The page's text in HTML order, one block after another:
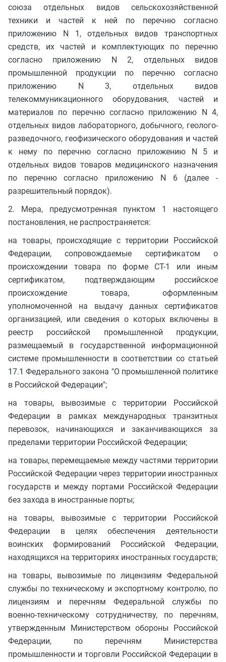
союза отдельных видов сельскохозяйственной
техники и частей к ней по перечню согласно
приложению N 1, отдельных видов транспортных
средств, их частей и комплектующих по перечню
согласно приложению N 2, отдельных видов
промышленной продукции по перечню согласно
приложению N 3, отдельных видов
телекоммуникационного оборудования, частей и
материалов по перечню согласно приложению N 4,
отдельных видов лабораторного, добычного, геолого-
разведочного, геофизического оборудования и частей
к нему по перечню согласно приложению N 5 и
отдельных видов товаров медицинского назначения
по перечню согласно приложению N 6 (далее -
разрешительный порядок).
2. Мера, предусмотренная пунктом 1 настоящего
постановления, не распространяется:
на товары, происходящие с территории Российской
Федерации, сопровождаемые сертификатом о
происхождении товара по форме СТ-1 или иным
сертификатом, подтверждающим российское
происхождение товара, оформленным
уполномоченной на выдачу данных сертификатов
организацией, или сведения о которых включены в
реестр российской промышленной продукции,
размещаемый в государственной информационной
системе промышленности в соответствии со статьей
17.1 Федерального закона "О промышленной политике
в Российской Федерации";
на товары, вывозимые с территории Российской
Федерации в рамках международных транзитных
перевозок, начинающихся и заканчивающихся за
пределами территории Российской Федерации;
на товары, перемещаемые между частями территории
Российской Федерации через территории иностранных
государств и между портами Российской Федерации
без захода в иностранные порты;
на товары, вывозимые с территории Российской
Федерации в целях обеспечения деятельности
воинских формирований Российской Федерации,
находящихся на территориях иностранных государств;
на товары, вывозимые по лицензиям Федеральной
службы по техническому и экспортному контролю, по
лицензиям и перечням Федеральной службы по
военно-техническому сотрудничеству, по перечням,
утвержденным Министерством обороны Российской
Федерации, по перечням Министерства
промышленности и торговли Российской Федерации в